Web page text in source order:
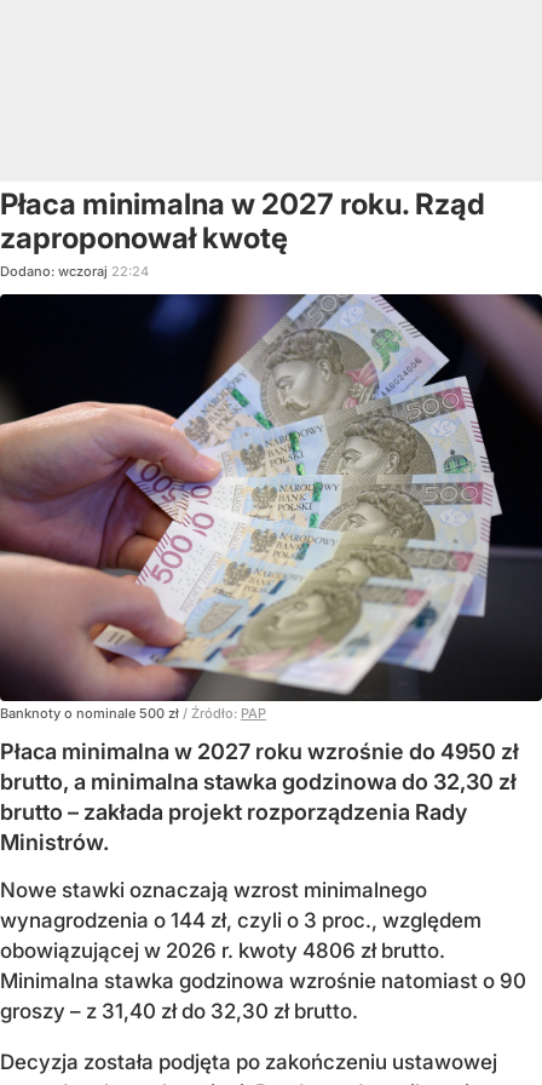
Płaca minimalna w 2027 roku. Rząd
zaproponował kwotę
Dodano: wczoraj 22:24
Banknoty o nominale 500 zł / Źródło: PAP
Płaca minimalna w 2027 roku wzrośnie do 4950 zł
brutto, a minimalna stawka godzinowa do 32,30 zł
brutto – zakłada projekt rozporządzenia Rady
Ministrów.
Nowe stawki oznaczają wzrost minimalnego
wynagrodzenia o 144 zł, czyli o 3 proc., względem
obowiązującej w 2026 r. kwoty 4806 zł brutto.
Minimalna stawka godzinowa wzrośnie natomiast o 90
groszy – z 31,40 zł do 32,30 zł brutto.
Decyzja została podjęta po zakończeniu ustawowej